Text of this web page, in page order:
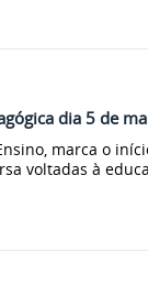
dia 5 de
marca o
voltadas à